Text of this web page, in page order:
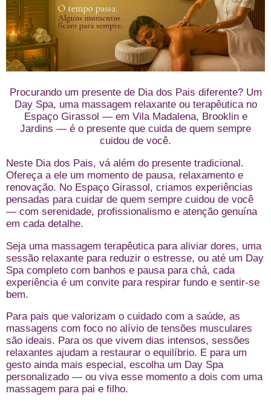
Procurando um presente de Dia dos Pais diferente? Um
Day Spa, uma massagem relaxante ou terapêutica no
Espaço Girassol — em Vila Madalena, Brooklin e
Jardins — é o presente que cuida de quem sempre
cuidou de você.
Neste Dia dos Pais, vá além do presente tradicional.
Ofereça a ele um momento de pausa, relaxamento e
renovação. No Espaço Girassol, criamos experiências
pensadas para cuidar de quem sempre cuidou de você
— com serenidade, profissionalismo e atenção genuína
em cada detalhe.
Seja uma massagem terapêutica para aliviar dores, uma
sessão relaxante para reduzir o estresse, ou até um Day
Spa completo com banhos e pausa para chá, cada
experiência é um convite para respirar fundo e sentir-se
bem.
Para pais que valorizam o cuidado com a saúde, as
massagens com foco no alívio de tensões musculares
são ideais. Para os que vivem dias intensos, sessões
relaxantes ajudam a restaurar o equilíbrio. E para um
gesto ainda mais especial, escolha um Day Spa
personalizado — ou viva esse momento a dois com uma
massagem para pai e filho.